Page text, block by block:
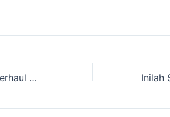
Hebatnya Bengkel Overhaul Mobil Matic Surabaya Spesialis Mobil Responsif